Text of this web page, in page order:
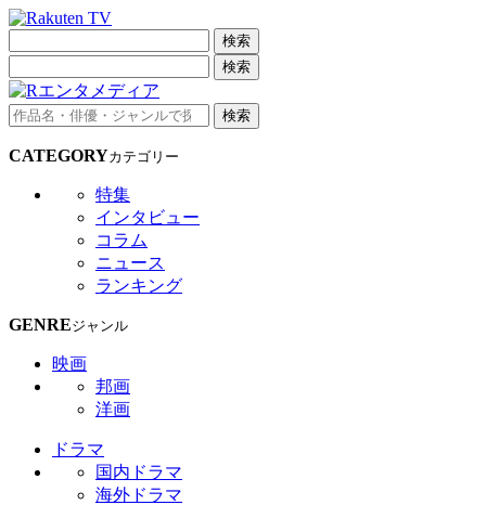
検索
検索
検索
CATEGORYカテゴリー
特集
インタビュー
コラム
ニュース
ランキング
GENREジャンル
映画
邦画
洋画
ドラマ
国内ドラマ
海外ドラマ